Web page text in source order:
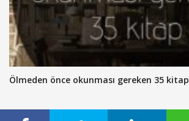
Ölmeden önce okunması gereken 35 kitap